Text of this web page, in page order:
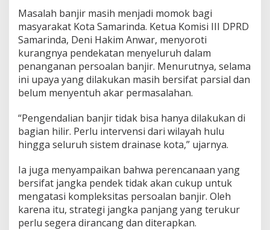
i
r
H
r
u
s
K
p
r
e
e
s
i
f
d
Masalah banjir masih menjadi momok bagi
masyarakat Kota Samarinda. Ketua Komisi III DPRD
Samarinda, Deni Hakim Anwar, menyoroti
kurangnya pendekatan menyeluruh dalam
penanganan persoalan banjir. Menurutnya, selama
ini upaya yang dilakukan masih bersifat parsial dan
belum menyentuh akar permasalahan.
“Pengendalian banjir tidak bisa hanya dilakukan di
bagian hilir. Perlu intervensi dari wilayah hulu
hingga seluruh sistem drainase kota,” ujarnya.
Ia juga menyampaikan bahwa perencanaan yang
bersifat jangka pendek tidak akan cukup untuk
mengatasi kompleksitas persoalan banjir. Oleh
karena itu, strategi jangka panjang yang terukur
perlu segera dirancang dan diterapkan.